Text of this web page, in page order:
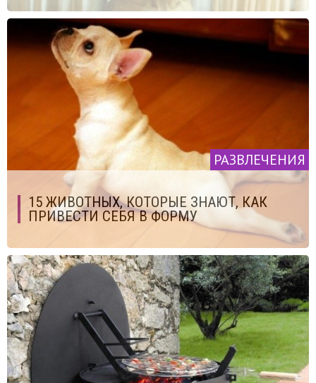
РАЗВЛЕЧЕНИЯ
15 ЖИВОТНЫХ, КОТОРЫЕ ЗНАЮТ, КАК
ПРИВЕСТИ СЕБЯ В ФОРМУ